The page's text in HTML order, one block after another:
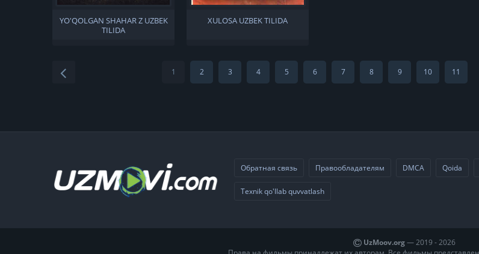
YO'QOLGAN SHAHAR Z UZBEK
TILIDA
XULOSA UZBEK TILIDA
1 2 3 4 5 6 7 8 9 10 11
Обратная связь Правообладателям DMCA Qoida
Texnik qo'llab quvvatlash
UzMoov.org— 2019 -2026